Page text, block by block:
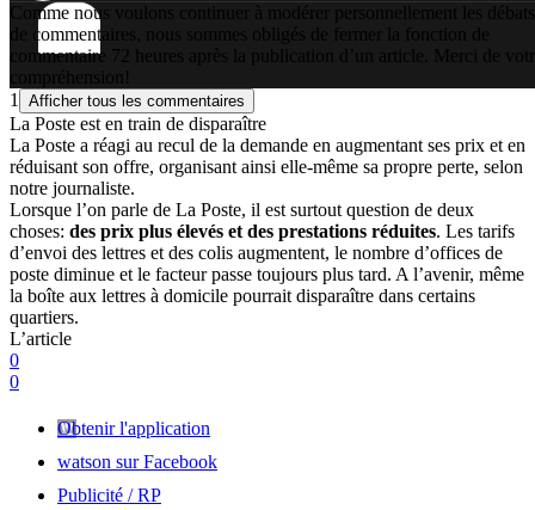
Comme nous voulons continuer à modérer personnellement les débats
de commentaires, nous sommes obligés de fermer la fonction de
commentaire 72 heures après la publication d’un article. Merci de
compréhension!
1
Afficher tous les commentaires
La Poste est en train de disparaître
La Poste a réagi au recul de la demande en augmentant ses prix et en
réduisant son offre, organisant ainsi elle-même sa propre perte, selon
notre journaliste.
Lorsque l’on parle de La Poste, il est surtout question de deux
choses: des prix plus élevés et des prestations réduites. Les tarifs
d’envoi des lettres et des colis augmentent, le nombre d’offices de
poste diminue et le facteur passe toujours plus tard. A l’avenir, même
la boîte aux lettres à domicile pourrait disparaître dans certains
quartiers.
L’article
0
0
Obtenir l'application
watson sur Facebook
Publicité / RP